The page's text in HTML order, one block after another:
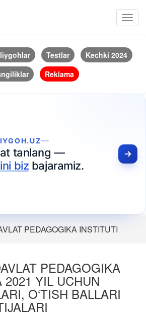
Testlar
Kechki 2024
Reklama
tanlang —
biz bajaramiz.
PEDAGOGIKA INSTITUTI
PEDAGOGIKA
2021 YIL UCHUN
O‘TISH BALLARI